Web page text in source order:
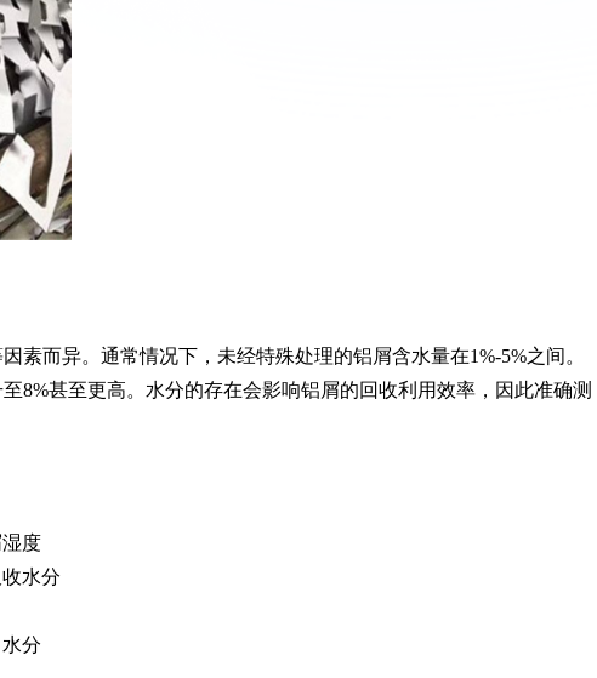
素而异。通常情况下，未经特殊处理的铝屑含水量在1%-5%之间。
8%甚至更高。水分的存在会影响铝屑的回收利用效率，因此准确测
度
水分
分